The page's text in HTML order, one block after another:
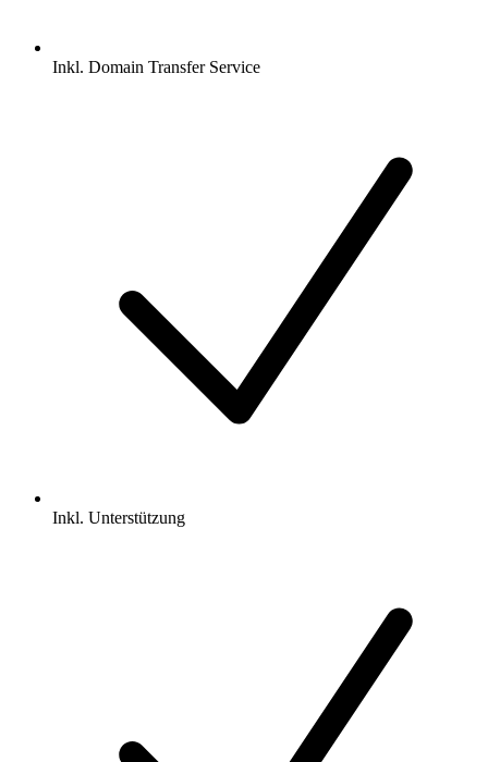
Inkl. Domain Transfer Service
Inkl. Unterstützung